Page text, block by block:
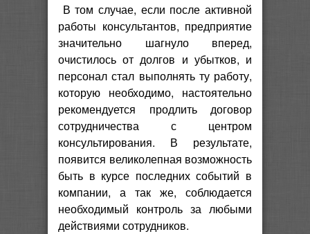
В том случае, если после активной
работы консультантов, предприятие
значительно шагнуло вперед,
очистилось от долгов и убытков, и
персонал стал выполнять ту работу,
которую необходимо, настоятельно
рекомендуется продлить договор
сотрудничества с центром
консультирования. В результате,
появится великолепная возможность
быть в курсе последних событий в
компании, а так же, соблюдается
необходимый контроль за любыми
действиями сотрудников.